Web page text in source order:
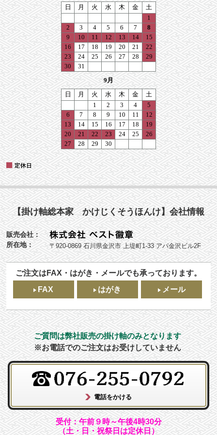
【掛け軸総本家 かけじくそうほんけ】会社情報
販売会社：
所在地：
〒920-0869 石川県金沢市 上堤町1-33 アパ金沢ビル2F
ご注文はFAX・はがき・メールでも承っております。
FAX
はがき メール
ご質問は弊社販売の掛け軸のみとなります
※お電話でのご注文はお受けしていません
受付：午前９時～午後4時30分
（土・日・祝祭日は定休日）